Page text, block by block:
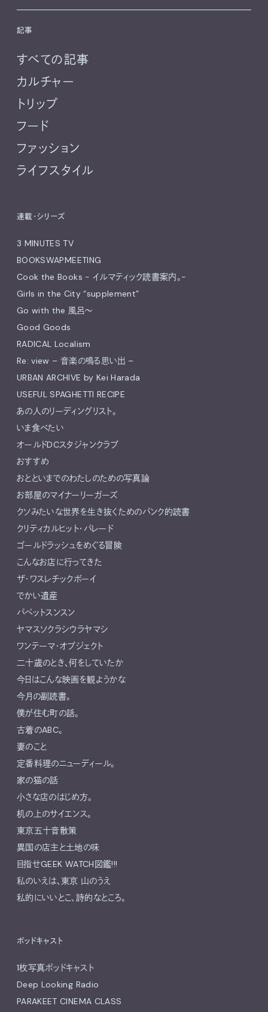
記事
すべての記事
カルチャー
トリップ
フード
ファッション
ライフスタイル
連載・シリーズ
3 MINUTES TV
BOOKSWAPMEETING
Cook the Books - イルマティック読書案内。-
Girls in the City “supplement”
Go with the 風呂〜
Good Goods
RADICAL Localism
Re: view – 音楽の鳴る思い出 –
URBAN ARCHIVE by Kei Harada
USEFUL SPAGHETTI RECIPE
あの人のリーディングリスト。
いま食べたい
オールドDCスタジャンクラブ
おすすめ
おとといまでのわたしのための写真論
お部屋のマイナーリーガーズ
クソみたいな世界を生き抜くためのパンク的読書
クリティカルヒット・パレード
ゴールドラッシュをめぐる冒険
こんなお店に行ってきた
ザ・ワスレチックボーイ
でかい遺産
パペットスンスン
ヤマスソクラシウラヤマシ
ワンテーマ・オブジェクト
二十歳のとき、何をしていたか
今日はこんな映画を観ようかな
今月の副読書。
僕が住む町の話。
古着のABC。
妻のこと
定番料理のニューディール。
家の猫の話
小さな店のはじめ方。
机の上のサイエンス。
東京五十音散策
異国の店主と土地の味
目指せGEEK WATCH図鑑!!!
私のいえは、東京 山のうえ
私的にいいとこ、詩的なところ。
ポッドキャスト
1枚写真ポッドキャスト
Deep Looking Radio
PARAKEET CINEMA CLASS